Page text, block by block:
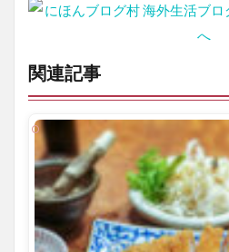
関連記事